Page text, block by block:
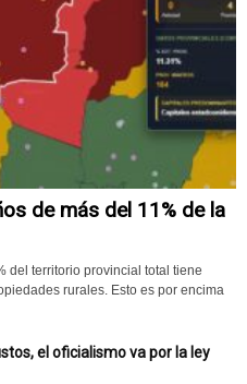
de más del 11% de la
del territorio provincial total tiene
rurales. Esto es por encima
el oficialismo va por la ley